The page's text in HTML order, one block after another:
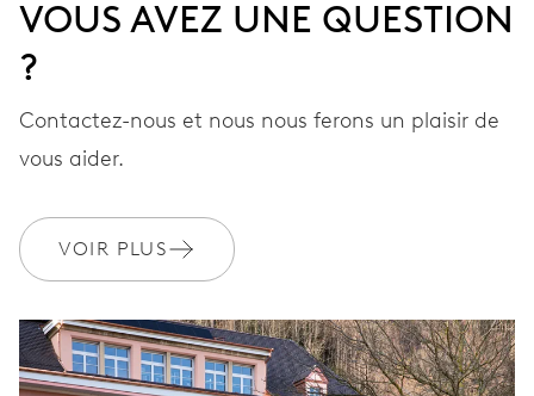
VOUS AVEZ UNE QUESTION
?
Contactez-nous et nous nous ferons un plaisir de
vous aider.
VOIR PLUS